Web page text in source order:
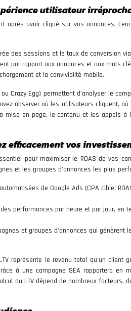
utilisateur
avoir cliqué sur vos annonces.
des sessions et le taux de conversion
par rapport aux annonces et aux mots
et la convivialité mobile.
Crazy Egg) permettent d’analyser le
observer où les utilisateurs cliquent,
en page, le contenu et les appels à
efficacement vos
pour maximiser le ROAS de vos
et les groupes d’annonces les plus
de Google Ads (CPA cible,
performances par heure et par jour, en
et groupes d’annonces qui génèrent
représente le revenu total qu’un client
à une campagne SEA rapportera en
du LTV dépend de nombreux facteurs,